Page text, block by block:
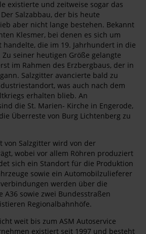
existierte und zeitweise sogar das
Salzabbau, der bis heute
aber nicht lange bestehen. Bekannt
Klesmer, bei denen es sich um
handelte, die im 19. Jahrhundert in die
Zu seiner heutigen Größe gelangte
im Rahmen des Erzbergbaus, der in
Salzgitter avancierte bald zu
was auch nach dem
erhalten blieb. An
die St. Marien- Kirche in Engerode,
Überreste von Burg Lichtenberg zu
von Salzgitter wird von der
wobei vor allem Röhren produziert
sich ein Standort für die Produktion
sowie ein Automobilzulieferer
werden über die
A36 sowie zwei Bundesstraßen
Regionalbahnhöfe.
weit bis zum ASM Autoservice
existiert seit 1997 und besteht